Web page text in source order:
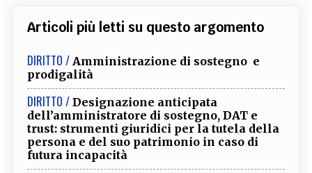
Articoli più letti su questo argomento
DIRITTO / Amministrazione di sostegno e
prodigalità
DIRITTO / Designazione anticipata
dell’amministratore di sostegno, DAT e
trust: strumenti giuridici per la tutela della
persona e del suo patrimonio in caso di
futura incapacità